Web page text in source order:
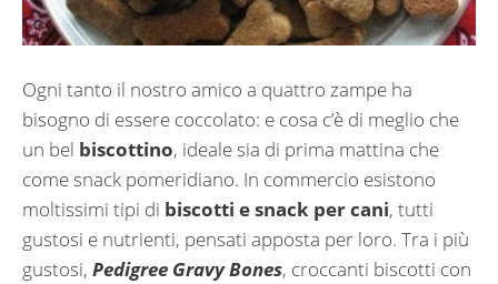
Ogni tanto il nostro amico a quattro zampe ha
bisogno di essere coccolato: e cosa c’è di meglio che
un bel biscottino, ideale sia di prima mattina che
come snack pomeridiano. In commercio esistono
moltissimi tipi di biscotti e snack per cani, tutti
gustosi e nutrienti, pensati apposta per loro. Tra i più
gustosi, Pedigree Gravy Bones, croccanti biscotti con